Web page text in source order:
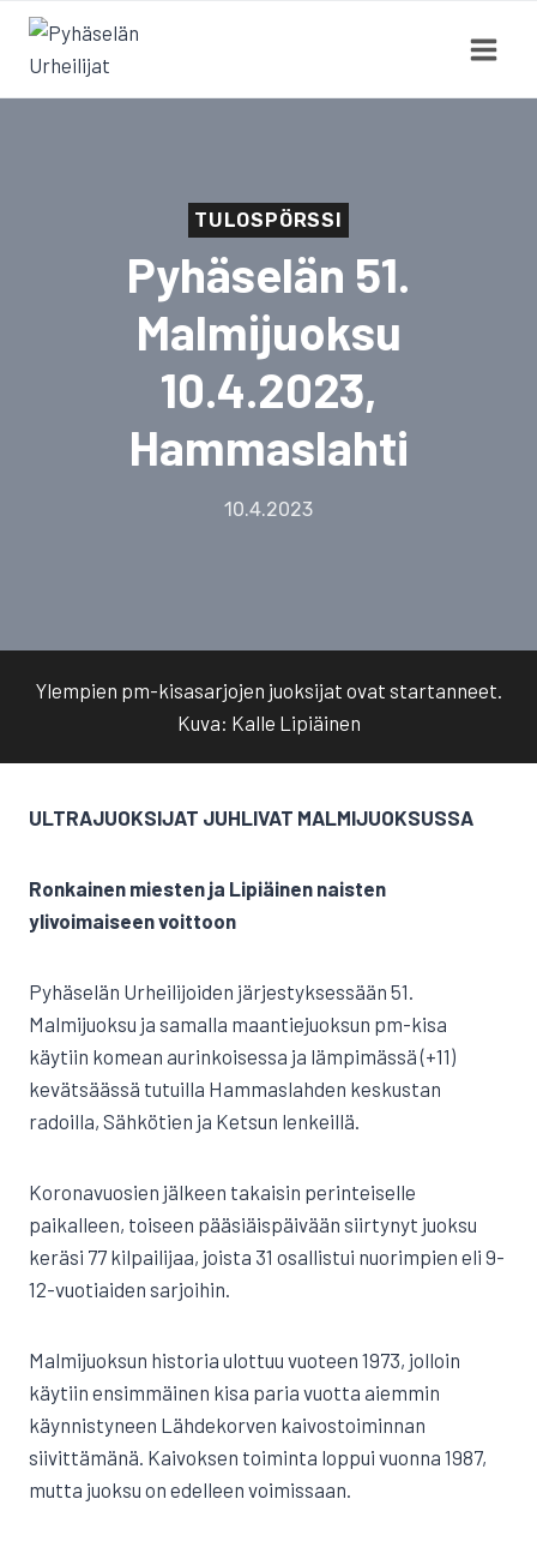
Siirry
sisältöön
TULOSPÖRSSI
Pyhäselän 51.
Malmijuoksu
10.4.2023,
Hammaslahti
10.4.2023
Ylempien pm-kisasarjojen juoksijat ovat startanneet.
Kuva: Kalle Lipiäinen
ULTRAJUOKSIJAT JUHLIVAT MALMIJUOKSUSSA
Ronkainen miesten ja Lipiäinen naisten
ylivoimaiseen voittoon
Pyhäselän Urheilijoiden järjestyksessään 51.
Malmijuoksu ja samalla maantiejuoksun pm-kisa
käytiin komean aurinkoisessa ja lämpimässä (+11)
kevätsäässä tutuilla Hammaslahden keskustan
radoilla, Sähkötien ja Ketsun lenkeillä.
Koronavuosien jälkeen takaisin perinteiselle
paikalleen, toiseen pääsiäispäivään siirtynyt juoksu
keräsi 77 kilpailijaa, joista 31 osallistui nuorimpien eli 9-
12-vuotiaiden sarjoihin.
Malmijuoksun historia ulottuu vuoteen 1973, jolloin
käytiin ensimmäinen kisa paria vuotta aiemmin
käynnistyneen Lähdekorven kaivostoiminnan
siivittämänä. Kaivoksen toiminta loppui vuonna 1987,
mutta juoksu on edelleen voimissaan.